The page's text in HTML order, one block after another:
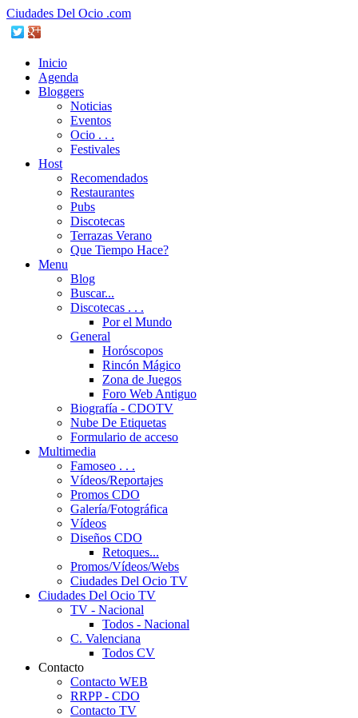
Ciudades Del Ocio .com
Inicio
Agenda
Bloggers
Noticias
Eventos
Ocio . . .
Festivales
Host
Recomendados
Restaurantes
Pubs
Discotecas
Terrazas Verano
Que Tiempo Hace?
Menu
Blog
Buscar...
Discotecas . . .
Por el Mundo
General
Horóscopos
Rincón Mágico
Zona de Juegos
Foro Web Antiguo
Biografía - CDOTV
Nube De Etiquetas
Formulario de acceso
Multimedia
Famoseo . . .
Vídeos/Reportajes
Promos CDO
Galería/Fotográfica
Vídeos
Diseños CDO
Retoques...
Promos/Vídeos/Webs
Ciudades Del Ocio TV
Ciudades Del Ocio TV
TV - Nacional
Todos - Nacional
C. Valenciana
Todos CV
Contacto
Contacto WEB
RRPP - CDO
Contacto TV